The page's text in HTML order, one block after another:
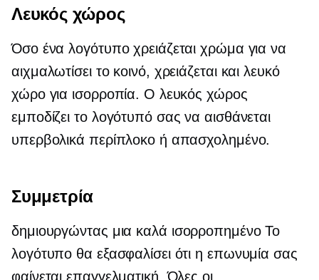
Λευκός χώρος
Όσο ένα λογότυπο χρειάζεται χρώμα για να
αιχμαλωτίσει το κοινό, χρειάζεται και λευκό
χώρο για ισορροπία. Ο λευκός χώρος
εμποδίζει το λογότυπό σας να αισθάνεται
υπερβολικά περίπλοκο ή απασχολημένο.
Συμμετρία
δημιουργώντας μια καλά ισορροπημένοΤο
λογότυπο θα εξασφαλίσει ότι η επωνυμία σας
φαίνεται επαγγελματική. Όλες οι